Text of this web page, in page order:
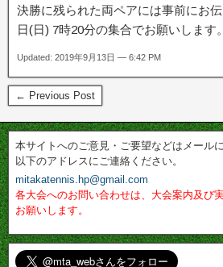
決勝に残られた両ペアには事前にお
日(日) 7時20分の集合でお願いします。
Updated: 2019年9月13日 — 6:42 PM
← Previous Post
本サイトへのご意見・ご要望などはメール
以下のアドレスにご連絡ください。
mitakatennis.hp@gmail.com
各大会へのお問い合わせは、大会案内及び
お願いします。